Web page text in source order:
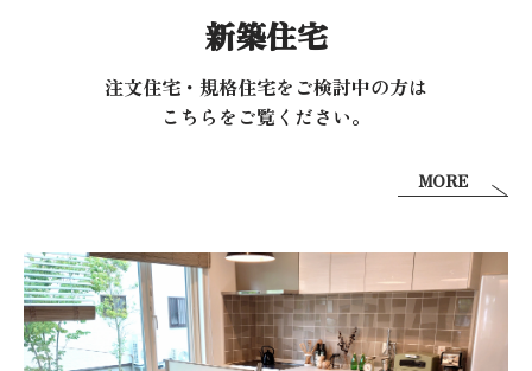
新築住宅
注文住宅・規格住宅をご検討中の方は
こちらをご覧ください。
MORE